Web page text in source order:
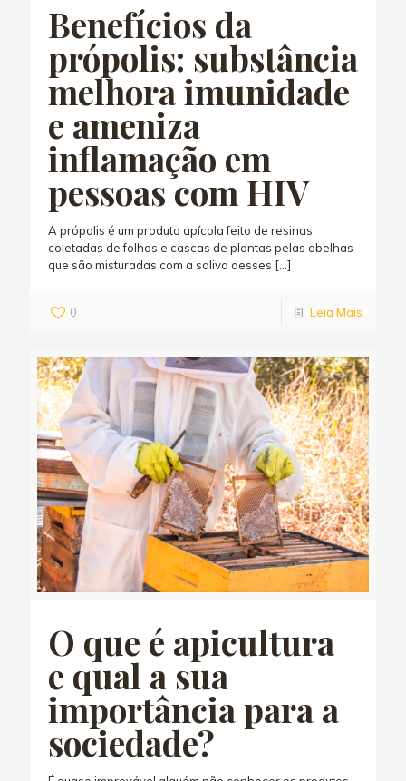
Benefícios da
própolis: substância
melhora imunidade
e ameniza
inflamação em
pessoas com HIV
A própolis é um produto apícola feito de resinas
coletadas de folhas e cascas de plantas pelas abelhas
que são misturadas com a saliva desses […]
0 Leia Mais
O que é apicultura
e qual a sua
importância para a
sociedade?